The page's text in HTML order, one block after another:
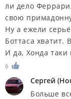
ли дело
свою
Ну а ежели
Боттаса хватит.
И да, Хонда таки
6
Сергей (
Больше